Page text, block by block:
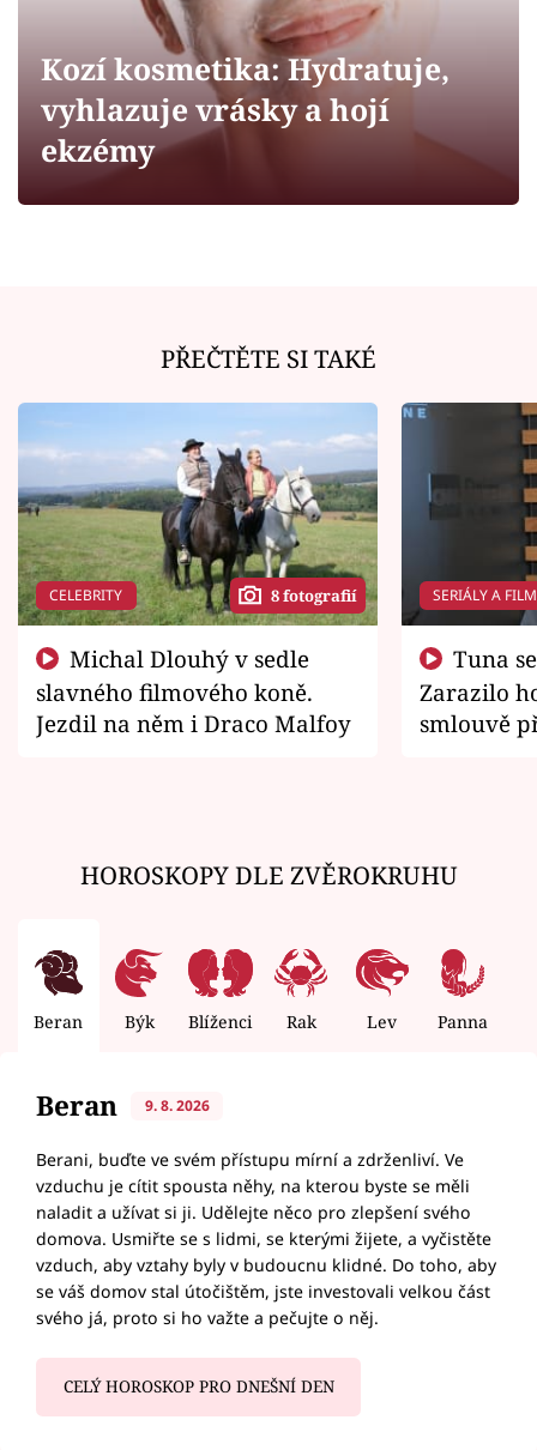
Sledujte prima+
Filmový festival Karlovy Vary
Pořady
Sledujte nás
Kozí kosmetika: Hydratuje,
vyhlazuje vrásky a hojí
ekzémy
PŘEČTĚTE SI TAKÉ
CELEBRITY 8 fotografií
slavného filmového koně.
Jezdil na něm i Draco Malfoy
SERIÁLY A
Zarazilo
smlouvě
HOROSKOPY DLE ZVĚROKRUHU
Beran Býk Blíženci Rak Lev Panna
Beran 9. 8. 2026
Berani, buďte ve svém přístupu mírní a zdrženliví. Ve
vzduchu je cítit spousta něhy, na kterou byste se měli
naladit a užívat si ji. Udělejte něco pro zlepšení svého
domova. Usmiřte se s lidmi, se kterými žijete, a vyčistěte
vzduch, aby vztahy byly v budoucnu klidné. Do toho, aby
se váš domov stal útočištěm, jste investovali velkou část
svého já, proto si ho važte a pečujte o něj.
CELÝ HOROSKOP PRO DNEŠNÍ DEN